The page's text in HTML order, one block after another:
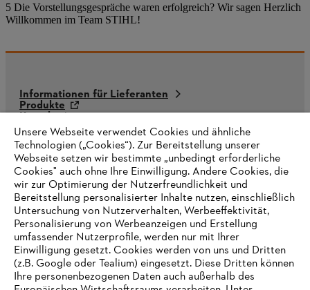
5 Die Vorstellungsgespräche waren erfolgreich? Wir sagen Herzlich
Willkommen im Team STIHL!
Informationen für Lieferanten
Produkte
Kontakt
Karriere
Hinweisgebersystem
Unsere Webseite verwendet Cookies und ähnliche
Technologien („Cookies“). Zur Bereitstellung unserer
Webseite setzen wir bestimmte „unbedingt erforderliche
Cookies" auch ohne Ihre Einwilligung. Andere Cookies, die
wir zur Optimierung der Nutzerfreundlichkeit und
Bereitstellung personalisierter Inhalte nutzen, einschließlich
Untersuchung von Nutzerverhalten, Werbeeffektivität,
Personalisierung von Werbeanzeigen und Erstellung
umfassender Nutzerprofile, werden nur mit Ihrer
Einwilligung gesetzt. Cookies werden von uns und Dritten
(z.B. Google oder Tealium) eingesetzt. Diese Dritten können
Ihre personenbezogenen Daten auch außerhalb des